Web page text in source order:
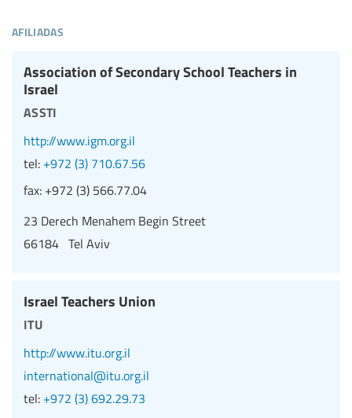
afiliadas
Association of Secondary School Teachers in
Israel
assti
http://www.igm.org.il
tel: +972 (3) 710.67.56
fax: +972 (3) 566.77.04
23 Derech Menahem Begin Street
66184 Tel Aviv
Israel Teachers Union
itu
http://www.itu.org.il
international@itu.org.il
tel: +972 (3) 692.29.73